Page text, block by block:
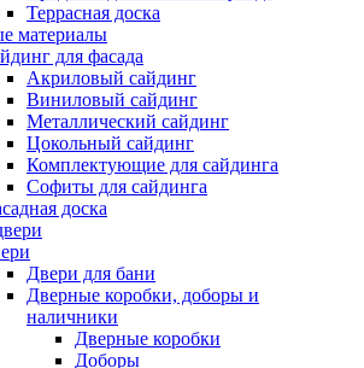
Террасная доска
материалы
для фасада
Акриловый сайдинг
Виниловый сайдинг
Металлический сайдинг
Цокольный сайдинг
Комплектующие для сайдинга
Софиты для сайдинга
доска
Двери для бани
Дверные коробки, доборы и
наличники
Дверные коробки
Доборы